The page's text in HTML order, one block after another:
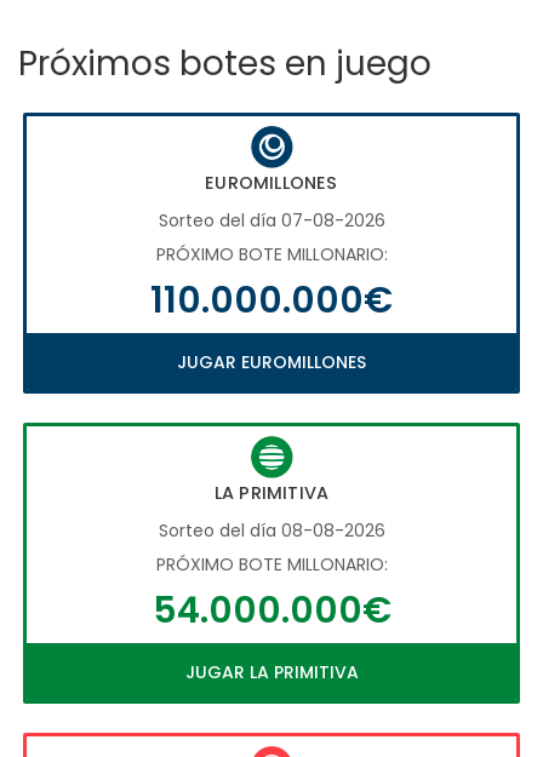
Próximos botes en juego
EUROMILLONES
Sorteo del día 07-08-2026
PRÓXIMO BOTE MILLONARIO:
110.000.000€
JUGAR EUROMILLONES
LA PRIMITIVA
Sorteo del día 08-08-2026
PRÓXIMO BOTE MILLONARIO:
54.000.000€
JUGAR LA PRIMITIVA